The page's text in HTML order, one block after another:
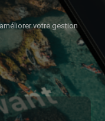
votre gestion